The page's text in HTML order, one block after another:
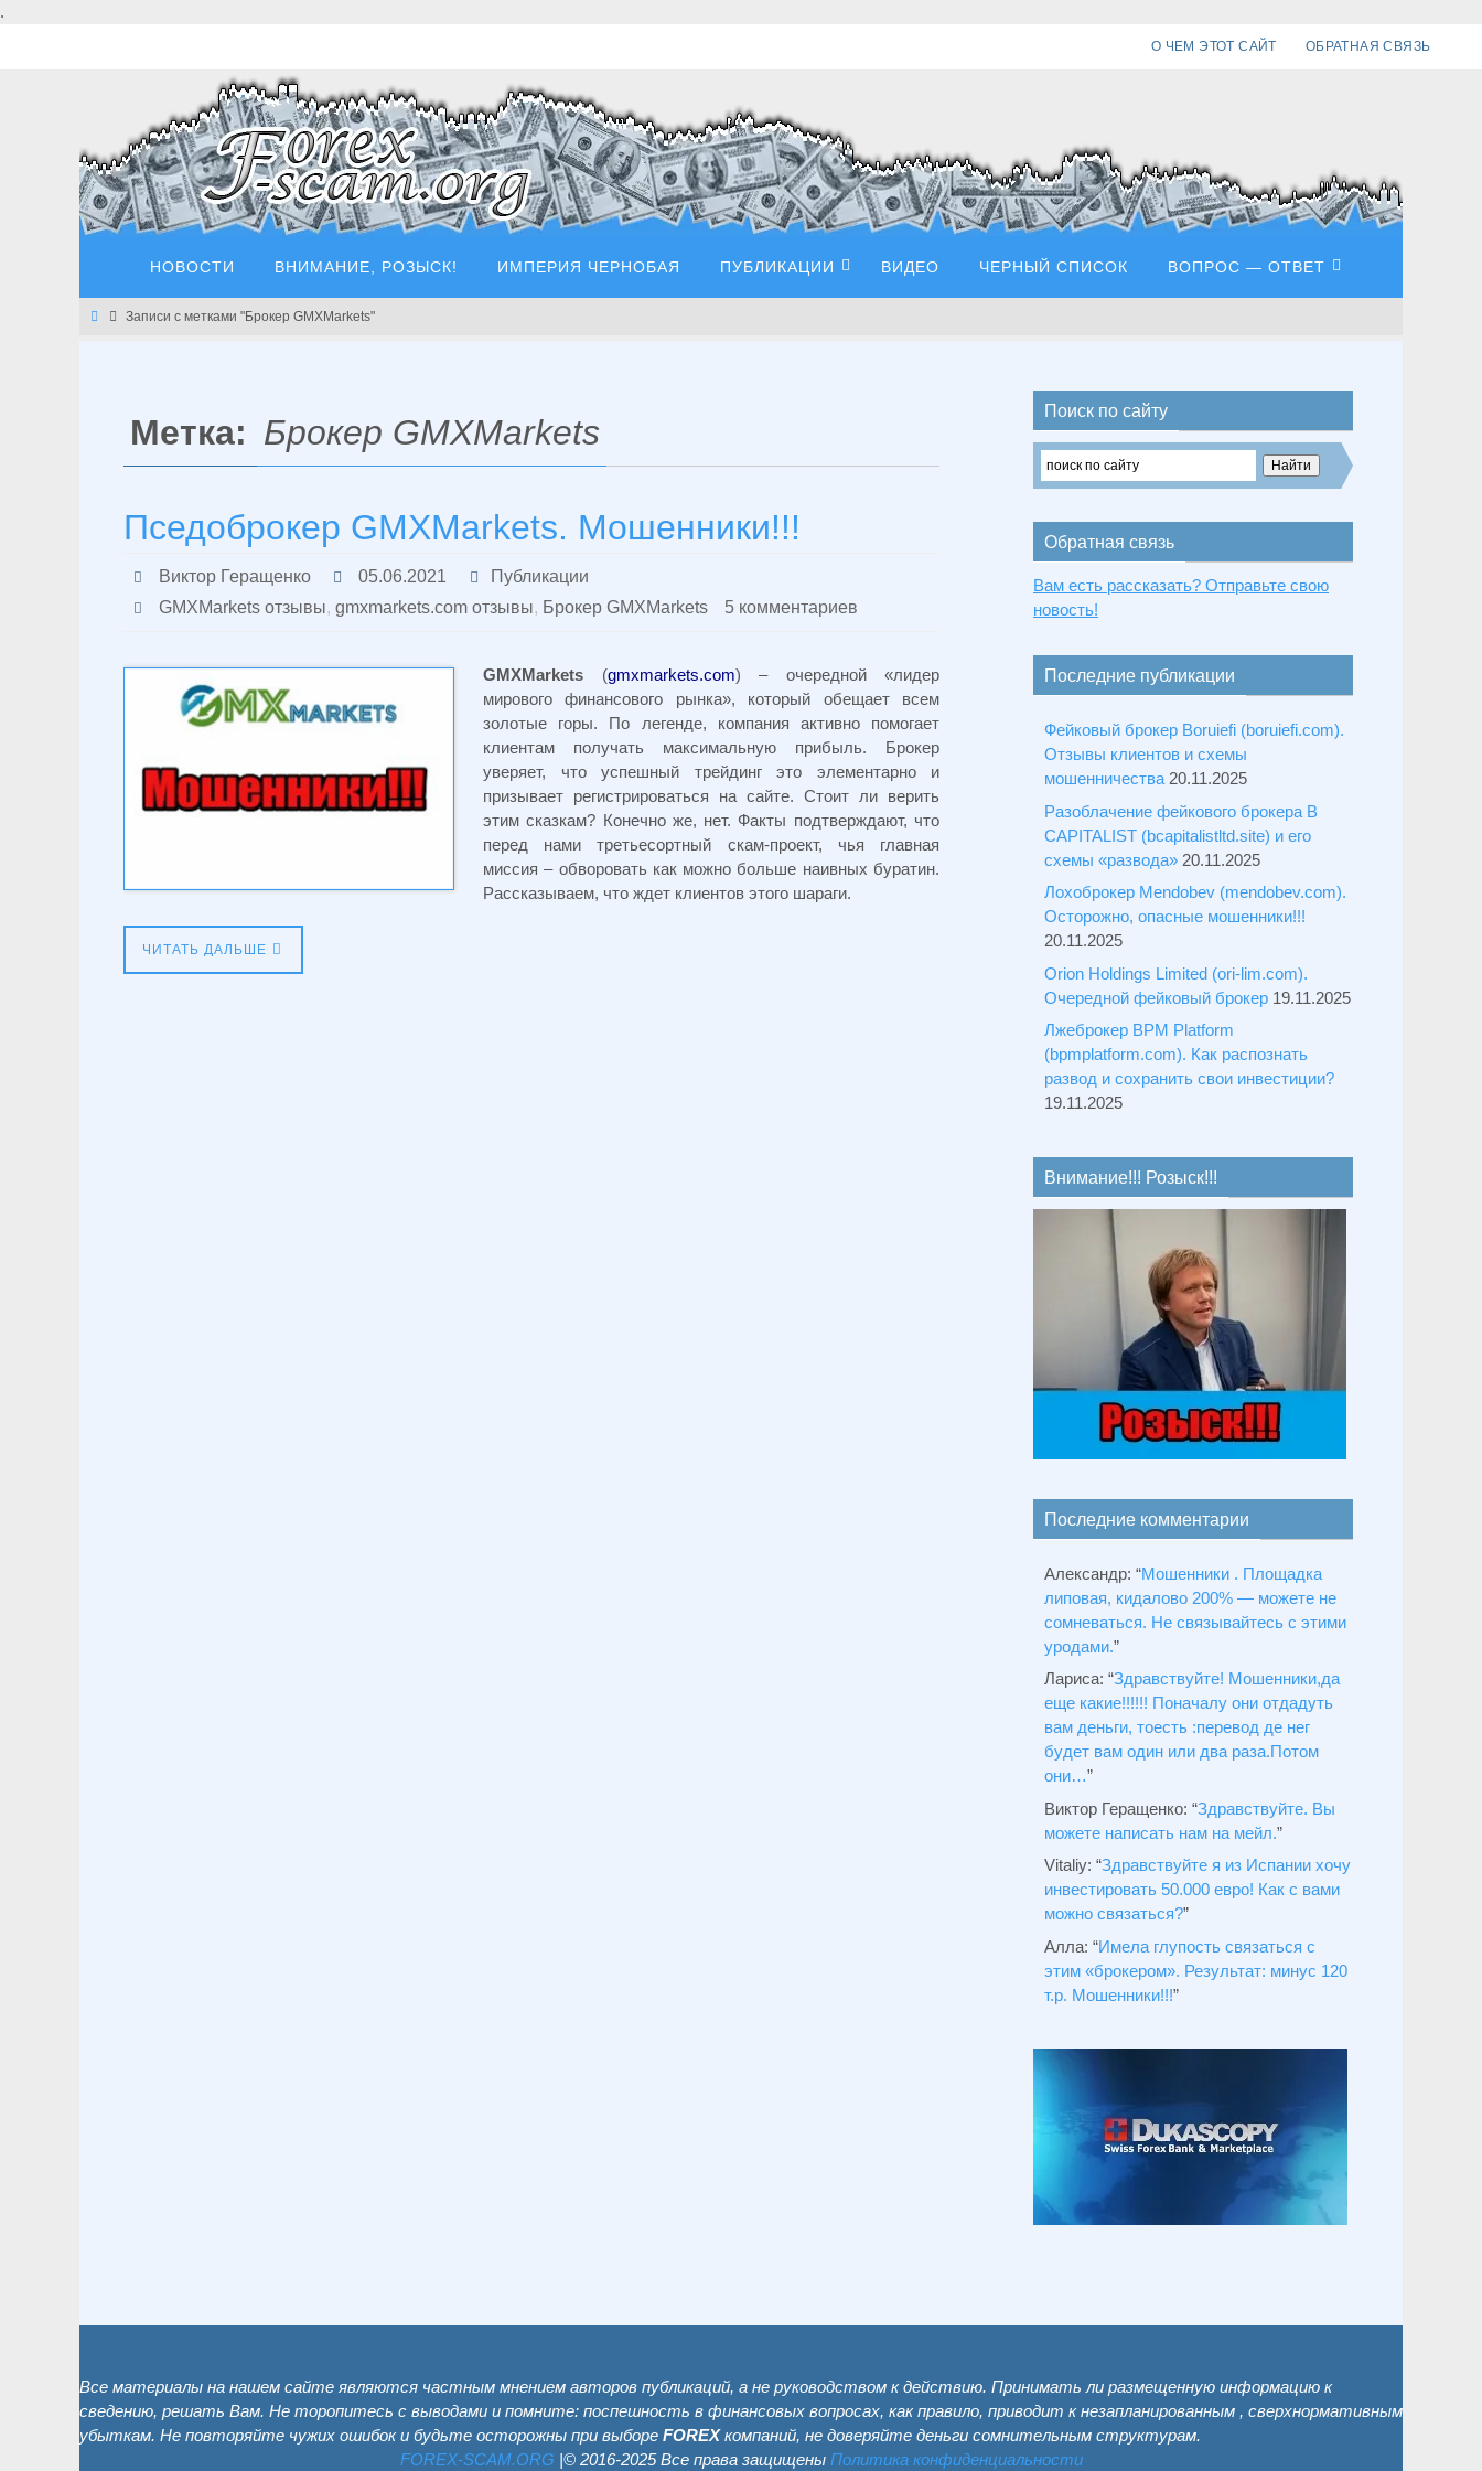
.
О ЧЕМ ЭТОТ САЙТ ОБРАТНАЯ СВЯЗЬ
НОВОСТИ ВНИМАНИЕ, РОЗЫСК! ИМПЕРИЯ ЧЕРНОБАЯ ПУБЛИКАЦИИ ВИДЕО ЧЕРНЫЙ СПИСОК ВОПРОС — ОТВЕТ
Главная
Записи с метками "Брокер GMXMarkets"
Метка: Брокер GMXMarkets
Пседоброкер GMXMarkets. Мошенники!!!
Виктор Геращенко 05.06.2021
Публикации
GMXMarkets отзывы, gmxmarkets.com отзывы, Брокер GMXMarkets 5 комментариев
GMXMarkets (gmxmarkets.com) – очередной «лидер
мирового финансового рынка», который обещает всем
золотые горы. По легенде, компания активно помогает
клиентам получать максимальную прибыль. Брокер
уверяет, что успешный трейдинг это элементарно и
призывает регистрироваться на сайте. Стоит ли верить
этим сказкам? Конечно же, нет. Факты подтверждают, что
перед нами третьесортный скам-проект, чья главная
миссия – обворовать как можно больше наивных буратин.
Рассказываем, что ждет клиентов этого шараги.
ЧИТАТЬ ДАЛЬШЕ
Поиск по сайту
Обратная связь
Вам есть рассказать? Отправьте свою
новость!
Последние публикации
Фейковый брокер Boruiefi (boruiefi.com).
Отзывы клиентов и схемы
мошенничества 20.11.2025
Разоблачение фейкового брокера B
CAPITALIST (bcapitalistltd.site) и его
схемы «развода» 20.11.2025
Лохоброкер Mendobev (mendobev.com).
Осторожно, опасные мошенники!!!
20.11.2025
Orion Holdings Limited (ori-lim.com).
Очередной фейковый брокер 19.11.2025
Лжеброкер BPM Platform
(bpmplatform.com). Как распознать
развод и сохранить свои инвестиции?
19.11.2025
Внимание!!! Розыск!!!
Последние комментарии
Александр: “Мошенники . Площадка
липовая, кидалово 200% — можете не
сомневаться. Не связывайтесь с этими
уродами.”
Лариса: “Здравствуйтe! Мошенники,да
еще какие!!!!!! Поначалу они отдадуть
вам деньги, тоесть :перевод де нег
будет вам один или два раза.Потом
они…”
Виктор Геращенко: “Здравствуйте. Вы
можете написать нам на мейл.”
Vitaliy: “Здравствуйте я из Испании хочу
инвестировать 50.000 евро! Как с вами
можно связаться?”
Алла: “Имела глупость связаться с
этим «брокером». Результат: минус 120
т.р. Мошенники!!!”
Все материалы на нашем сайте являются частным мнением авторов публикаций, а не руководством к действию. Принимать ли размещенную информацию к
сведению, решать Вам. Не торопитесь с выводами и помните: поспешность в финансовых вопросах, как правило, приводит к незапланированным , сверхнормативным
убыткам. Не повторяйте чужих ошибок и будьте осторожны при выборе FOREXкомпаний, не доверяйте деньги сомнительным структурам.
FOREX-SCAM.ОRG |© 2016-2025 Все права защищены Политика конфиденциальности